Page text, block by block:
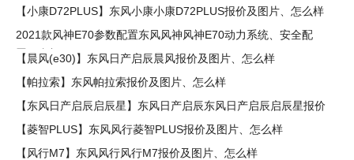
【小康D72PLUS】东风小康小康D72PLUS报价及图片、怎么样
2021款风神E70参数配置东风风神风神E70动力系统、安全配
置、内部
【晨风(e30)】东风日产启辰晨风报价及图片、怎么样
【帕拉索】东风帕拉索报价及图片、怎么样
【东风日产启辰启辰星】东风日产启辰东风日产启辰启辰星报价
及图
【菱智PLUS】东风风行菱智PLUS报价及图片、怎么样
【风行M7】东风风行风行M7报价及图片、怎么样